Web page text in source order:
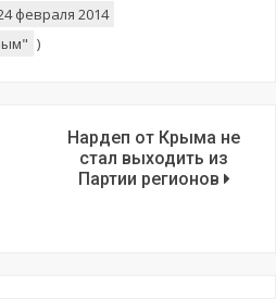
февраля 2014
)
Нардеп от Крыма не
стал выходить из
Партии регионов